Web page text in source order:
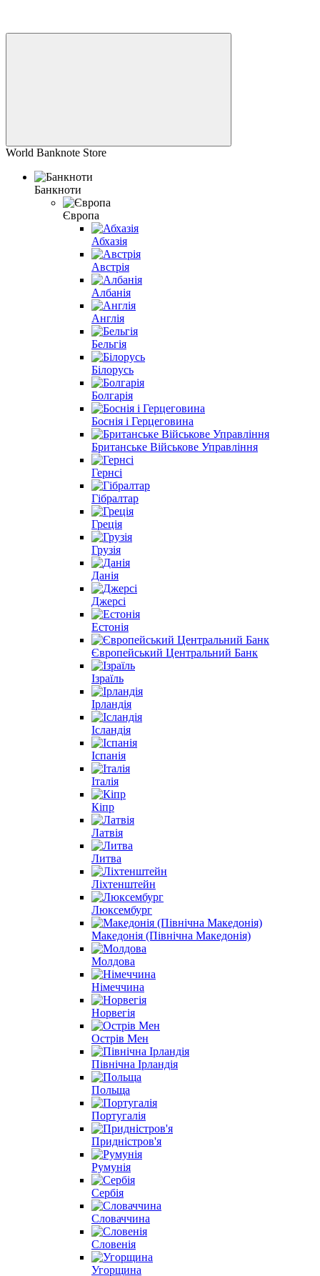
World Banknote Store
Банкноти
Європа
Абхазія
Австрія
Албанія
Англія
Бельгія
Білорусь
Болгарія
Боснія і Герцеговина
Британське Військове Управління
Гернсі
Гібралтар
Греція
Грузія
Данія
Джерсі
Естонія
Європейський Центральний Банк
Ізраїль
Ірландія
Ісландія
Іспанія
Італія
Кіпр
Латвія
Литва
Ліхтенштейн
Люксембург
Македонія (Північна Македонія)
Молдова
Німеччина
Норвегія
Острів Мен
Північна Ірландія
Польща
Португалія
Придністров'я
Румунія
Сербія
Словаччина
Словенія
Угорщина